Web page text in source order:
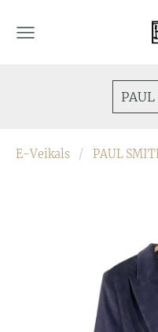
E-Veikals PAUL